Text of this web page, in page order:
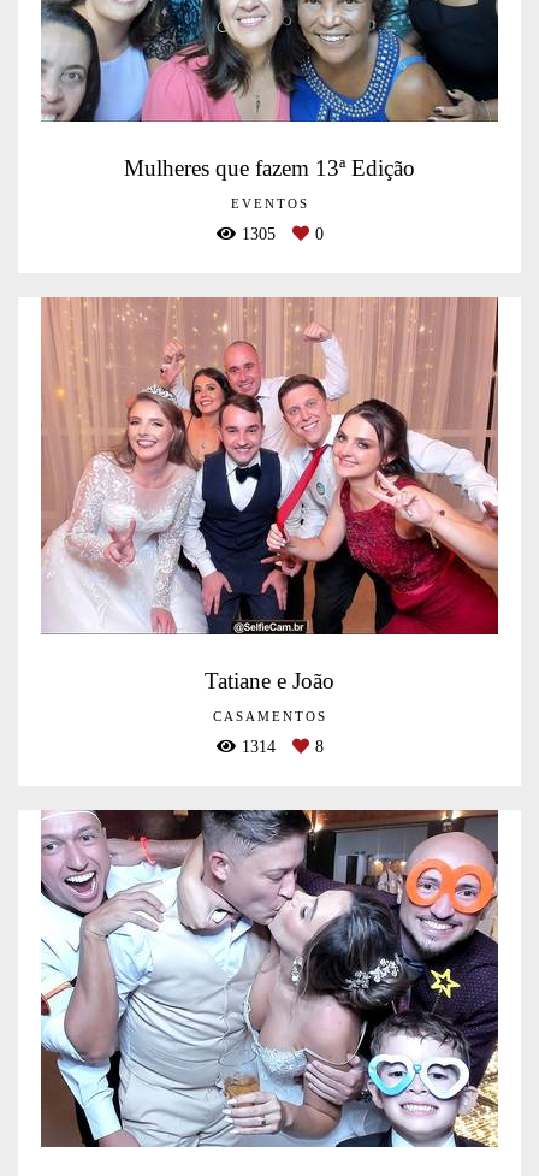
Mulheres que fazem 13ª Edição
EVENTOS
1305 0
Tatiane e João
CASAMENTOS
1314 8